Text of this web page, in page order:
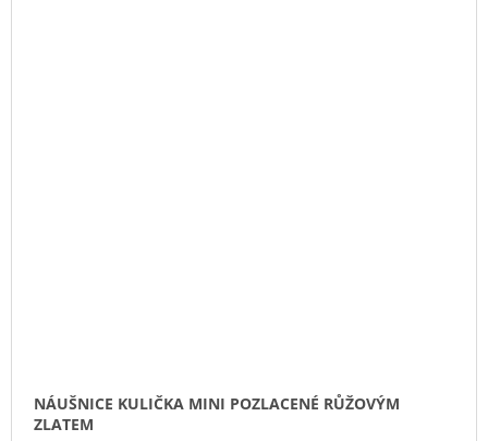
NÁUŠNICE KULIČKA MINI POZLACENÉ RŮŽOVÝM
ZLATEM